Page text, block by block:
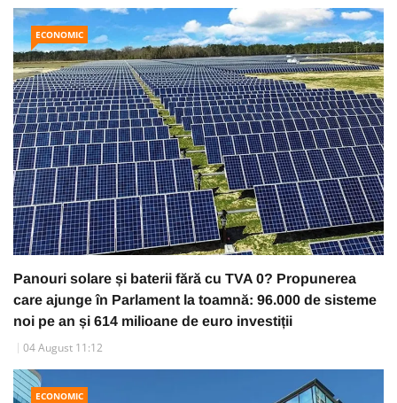
ECONOMIC
Panouri solare și baterii fără cu TVA 0? Propunerea
care ajunge în Parlament la toamnă: 96.000 de sisteme
noi pe an și 614 milioane de euro investiții
04 August 11:12
ECONOMIC